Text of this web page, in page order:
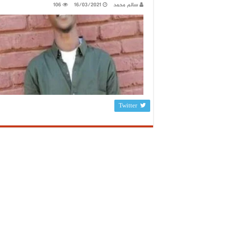
سالم محمد 16/03/2021
106
Twitter